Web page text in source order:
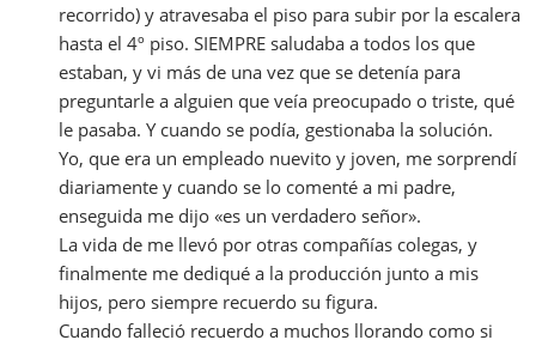
recorrido) y atravesaba el piso para subir por la escalera
hasta el 4º piso. SIEMPRE saludaba a todos los que
estaban, y vi más de una vez que se detenía para
preguntarle a alguien que veía preocupado o triste, qué
le pasaba. Y cuando se podía, gestionaba la solución.
Yo, que era un empleado nuevito y joven, me sorprendí
diariamente y cuando se lo comenté a mi padre,
enseguida me dijo «es un verdadero señor».
La vida de me llevó por otras compañías colegas, y
finalmente me dediqué a la producción junto a mis
hijos, pero siempre recuerdo su figura.
Cuando falleció recuerdo a muchos llorando como si